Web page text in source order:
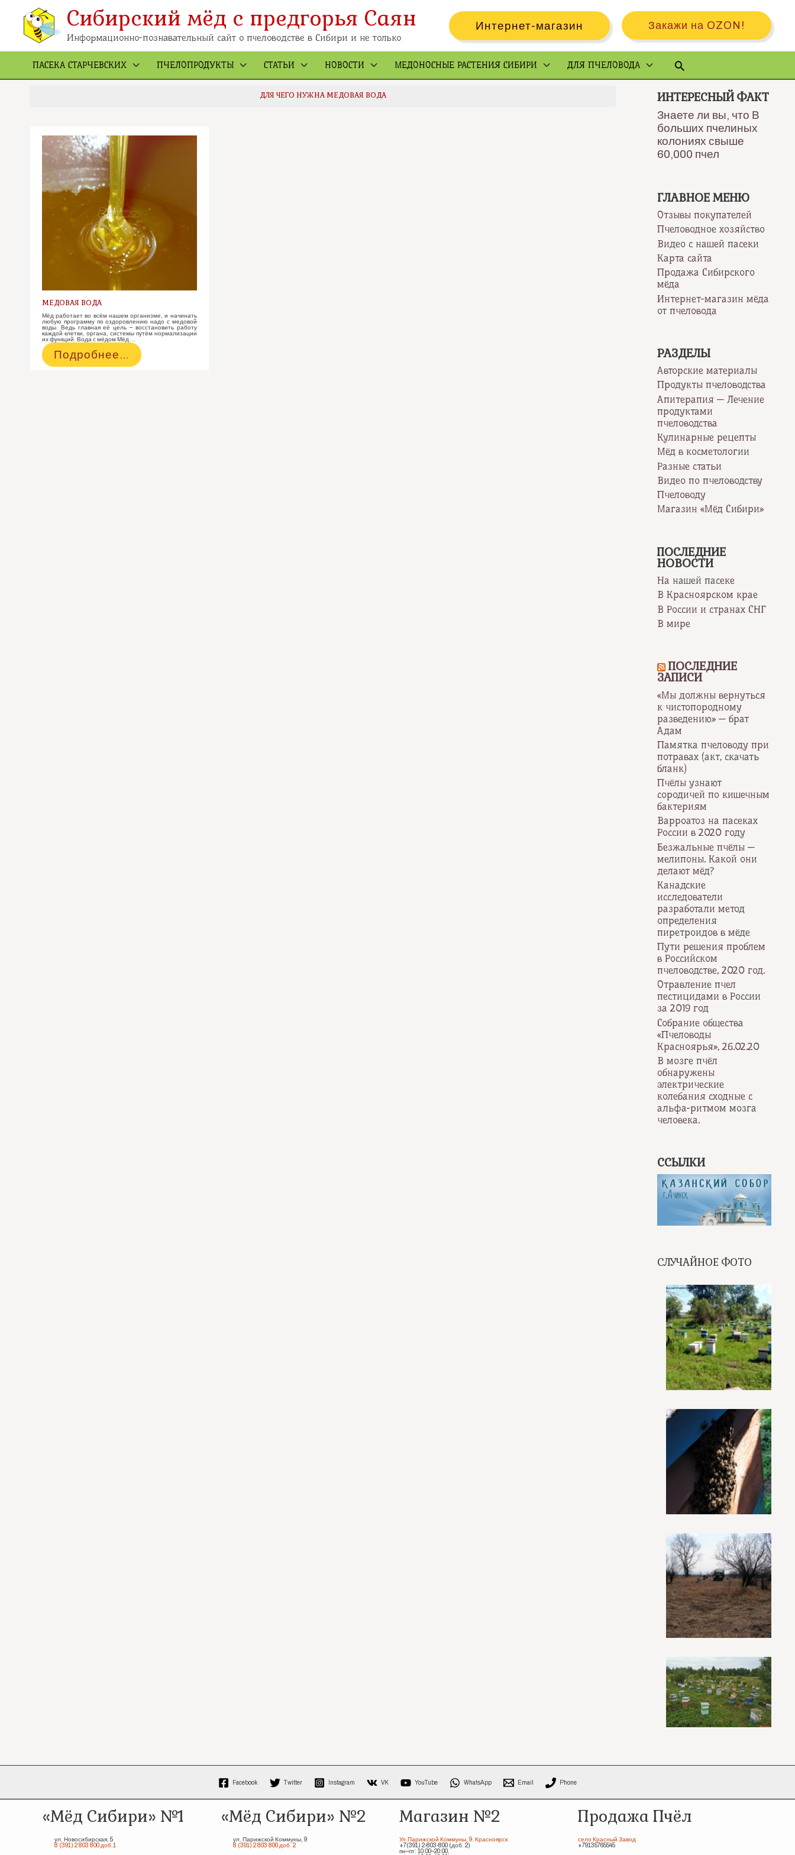
содержимому
Сибирский мёд с предгорья Саян
Информационно-познавательный сайт о пчеловодстве в Сибири и не только
Интернет-магазин Закажи на OZON!
ПАСЕКА СТАРЧЕВСКИХ ПЧЕЛОПРОДУКТЫ СТАТЬИ НОВОСТИ МЕДОНОСНЫЕ РАСТЕНИЯ СИБИРИ ДЛЯ ПЧЕЛОВОДА Поиск
ДЛЯ ЧЕГО НУЖНА МЕДОВАЯ ВОДА
МЕДОВАЯ ВОДА
Мёд работает во всём нашем организме, и начинать
любую программу по оздоровлению надо с медовой
воды. Ведь главная её цель – восстановить работу
каждой клетки, органа, системы путём нормализации
их функций. Вода с мёдом Мёд …
Медовая
вода
Подробнее…
ИНТЕРЕСНЫЙ ФАКТ
Знаете ли вы, что В
больших пчелиных
колониях свыше
60,000 пчел
ГЛАВНОЕ МЕНЮ
Отзывы покупателей
Пчеловодное хозяйство
Видео с нашей пасеки
Карта сайта
Продажа Сибирского
мёда
Интернет-магазин мёда
от пчеловода
РАЗДЕЛЫ
Авторские материалы
Продукты пчеловодства
Апитерапия — Лечение
продуктами
пчеловодства
Кулинарные рецепты
Мёд в косметологии
Разные статьи
Видео по пчеловодству
Пчеловоду
Магазин «Мёд Сибири»
ПОСЛЕДНИЕ
НОВОСТИ
На нашей пасеке
В Красноярском крае
В России и странах СНГ
В мире
ПОСЛЕДНИЕ
ЗАПИСИ
«Мы должны вернуться
к чистопородному
разведению» — брат
Адам
Памятка пчеловоду при
потравах (акт, скачать
бланк)
Пчёлы узнают
сородичей по кишечным
бактериям
Варроатоз на пасеках
России в 2020 году
Безжальные пчёлы —
мелипоны. Какой они
делают мёд?
Канадские
исследователи
разработали метод
определения
пиретроидов в мёде
Пути решения проблем
в Российском
пчеловодстве, 2020 год.
Отравление пчел
пестицидами в России
за 2019 год
Собрание общества
«Пчеловоды
Красноярья», 26.02.20
В мозге пчёл
обнаружены
электрические
колебания сходные с
альфа-ритмом мозга
человека.
ССЫЛКИ
СЛУЧАЙНОЕ ФОТО
Facebook Twitter Instagram VK YouTube WhatsApp Email Phone
«Мёд Сибири» №1
ул. Новосибирская, 5
8 (391) 2 803 800 доб.1
«Мёд Сибири» №2
ул. Парижской Коммуны, 9
8 (391) 2 803 800 доб. 2
Магазин №2
Ул.Парижской Коммуны, 9. Красноярск
+7(391) 2-803-800 (доб. 2)
пн–пт: 10:00–20:00,
Продажа Пчёл
село Красный Завод
+79135765545